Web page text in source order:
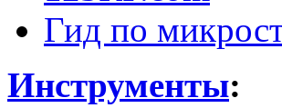
Гид по
Инструменты: